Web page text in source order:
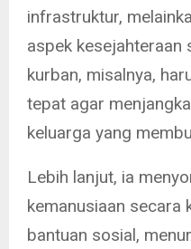
infrastruktur,
aspek kesejahteraan
kurban, misalnya,
tepat agar
keluarga yang
Lebih lanjut, ia
kemanusiaan secara
bantuan sosial,